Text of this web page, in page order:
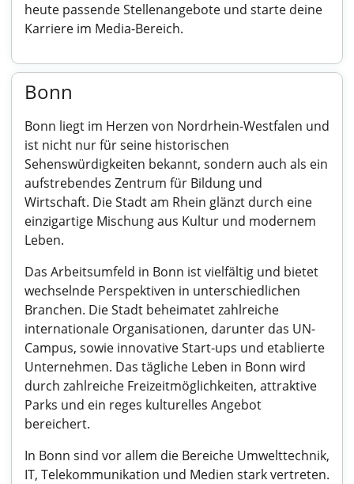
heute passende Stellenangebote und starte deine
Karriere im Media-Bereich.
Bonn
Bonn liegt im Herzen von Nordrhein-Westfalen und
ist nicht nur für seine historischen
Sehenswürdigkeiten bekannt, sondern auch als ein
aufstrebendes Zentrum für Bildung und
Wirtschaft. Die Stadt am Rhein glänzt durch eine
einzigartige Mischung aus Kultur und modernem
Leben.
Das Arbeitsumfeld in Bonn ist vielfältig und bietet
wechselnde Perspektiven in unterschiedlichen
Branchen. Die Stadt beheimatet zahlreiche
internationale Organisationen, darunter das UN-
Campus, sowie innovative Start-ups und etablierte
Unternehmen. Das tägliche Leben in Bonn wird
durch zahlreiche Freizeitmöglichkeiten, attraktive
Parks und ein reges kulturelles Angebot
bereichert.
In Bonn sind vor allem die Bereiche Umwelttechnik,
IT, Telekommunikation und Medien stark vertreten.